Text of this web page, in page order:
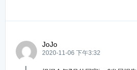
JoJo
2020-11-06 下午3:32